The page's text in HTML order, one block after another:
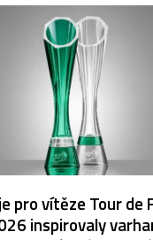
pro vítěze Tour de
inspirovaly